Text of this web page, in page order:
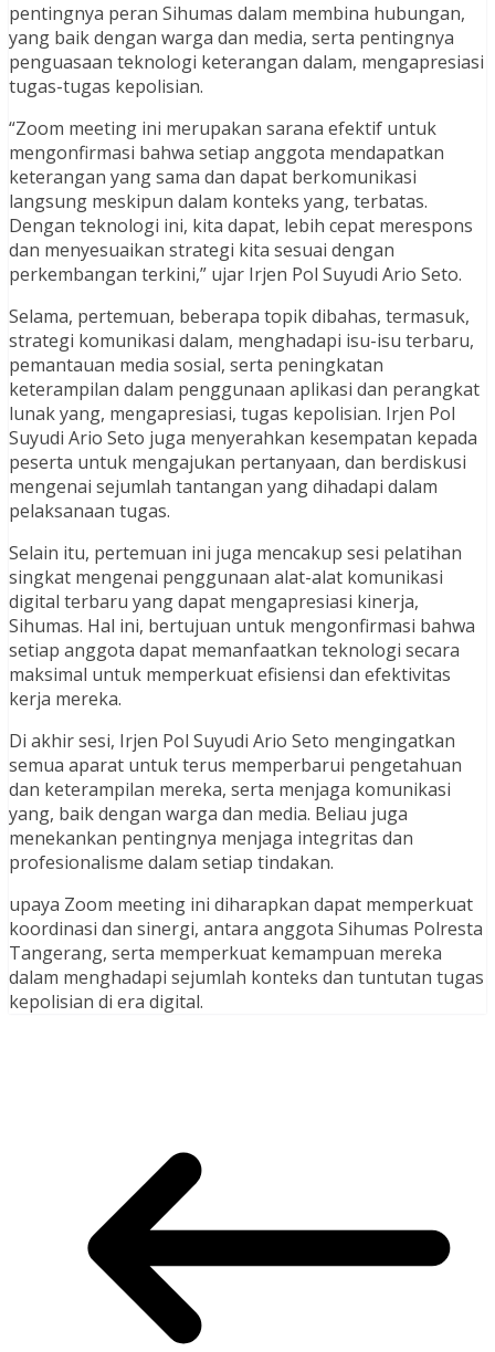
pentingnya peran Sihumas dalam membina hubungan,
yang baik dengan warga dan media, serta pentingnya
penguasaan teknologi keterangan dalam, mengapresiasi
tugas-tugas kepolisian.
“Zoom meeting ini merupakan sarana efektif untuk
mengonfirmasi bahwa setiap anggota mendapatkan
keterangan yang sama dan dapat berkomunikasi
langsung meskipun dalam konteks yang, terbatas.
Dengan teknologi ini, kita dapat, lebih cepat merespons
dan menyesuaikan strategi kita sesuai dengan
perkembangan terkini,” ujar Irjen Pol Suyudi Ario Seto.
Selama, pertemuan, beberapa topik dibahas, termasuk,
strategi komunikasi dalam, menghadapi isu-isu terbaru,
pemantauan media sosial, serta peningkatan
keterampilan dalam penggunaan aplikasi dan perangkat
lunak yang, mengapresiasi, tugas kepolisian. Irjen Pol
Suyudi Ario Seto juga menyerahkan kesempatan kepada
peserta untuk mengajukan pertanyaan, dan berdiskusi
mengenai sejumlah tantangan yang dihadapi dalam
pelaksanaan tugas.
Selain itu, pertemuan ini juga mencakup sesi pelatihan
singkat mengenai penggunaan alat-alat komunikasi
digital terbaru yang dapat mengapresiasi kinerja,
Sihumas. Hal ini, bertujuan untuk mengonfirmasi bahwa
setiap anggota dapat memanfaatkan teknologi secara
maksimal untuk memperkuat efisiensi dan efektivitas
kerja mereka.
Di akhir sesi, Irjen Pol Suyudi Ario Seto mengingatkan
semua aparat untuk terus memperbarui pengetahuan
dan keterampilan mereka, serta menjaga komunikasi
yang, baik dengan warga dan media. Beliau juga
menekankan pentingnya menjaga integritas dan
profesionalisme dalam setiap tindakan.
upaya Zoom meeting ini diharapkan dapat memperkuat
koordinasi dan sinergi, antara anggota Sihumas Polresta
Tangerang, serta memperkuat kemampuan mereka
dalam menghadapi sejumlah konteks dan tuntutan tugas
kepolisian di era digital.